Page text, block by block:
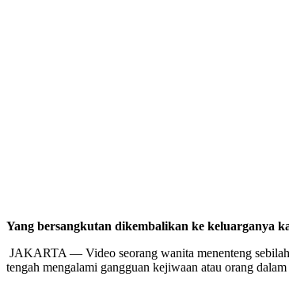
Yang bersangkutan dikembalikan ke keluarganya
JAKARTA — Video seorang wanita menenteng sebilah
tengah mengalami gangguan kejiwaan atau orang